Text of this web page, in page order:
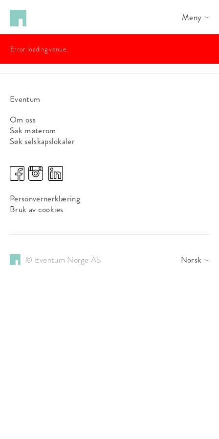
Meny
Error loading venue.
Eventum
Om oss
Søk møterom
Søk selskapslokaler
Personvernerklæring
Bruk av cookies
© Eventum Norge AS Norsk